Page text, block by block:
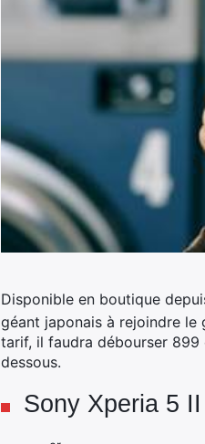
Disponible en boutique
géant japonais à rejoindre le
tarif, il faudra débourser 899
dessous.
Sony Xperia 5